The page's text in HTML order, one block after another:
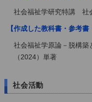
社会福祉学研究特講 社
【作成した教科書・参考書
社会福祉学原論－脱構築
（2024）単著
社会活動